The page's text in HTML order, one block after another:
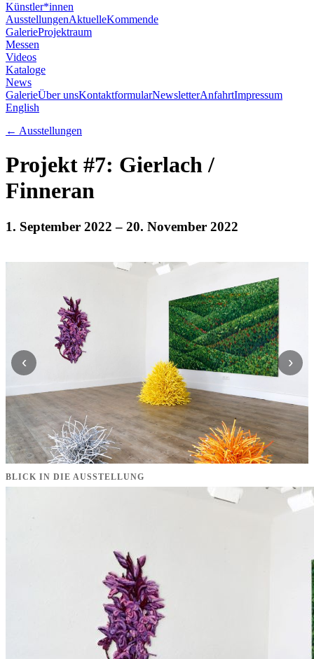
Künstler*innen
AusstellungenAktuelleKommende
GalerieProjektraum
Messen
Videos
Kataloge
News
GalerieÜber unsKontaktformularNewsletterAnfahrtImpressum
English
← Ausstellungen
Projekt #7: Gierlach /
Finneran
1. September 2022 – 20. November 2022
‹ ›
BLICK IN DIE AUSSTELLUNG